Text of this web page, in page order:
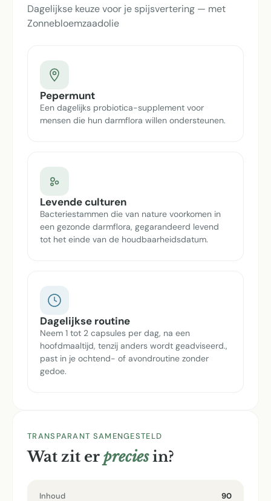
Dagelijkse keuze voor je spijsvertering — met
Zonnebloemzaadolie
Pepermunt
Een dagelijks probiotica-supplement voor
mensen die hun darmflora willen ondersteunen.
Levende culturen
Bacteriestammen die van nature voorkomen in
een gezonde darmflora, gegarandeerd levend
tot het einde van de houdbaarheidsdatum.
Dagelijkse routine
Neem 1 tot 2 capsules per dag, na een
hoofdmaaltijd, tenzij anders wordt geadviseerd.,
past in je ochtend- of avondroutine zonder
gedoe.
TRANSPARANT SAMENGESTELD
Wat zit er preciesin?
Inhoud 90